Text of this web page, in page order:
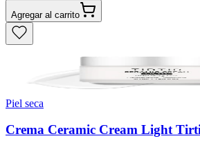
Agregar al carrito
Piel seca
Crema Ceramic Cream Light